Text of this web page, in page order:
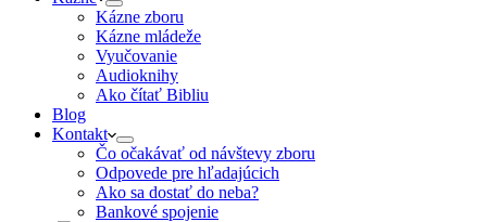
Kázne zboru
Kázne mládeže
Vyučovanie
Audioknihy
Ako čítať Bibliu
Blog
Kontakt
Čo očakávať od návštevy zboru
Odpovede pre hľadajúcich
Ako sa dostať do neba?
Bankové spojenie